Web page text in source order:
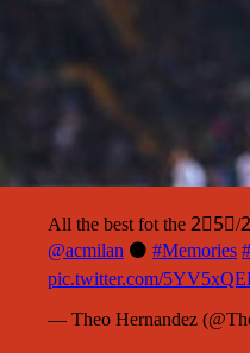
All the best fot the 2⃣5⃣/
@acmilan ⚫️ #Memories
pic.twitter.com/
— Theo Hernandez